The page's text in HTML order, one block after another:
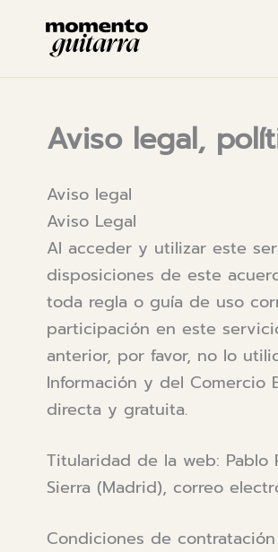
Aviso legal,
Aviso legal
Aviso Legal
Al acceder y utilizar este
disposiciones de este
toda regla o guía de uso
participación en este
anterior, por favor, no lo
Información y del Comercio
directa y gratuita.
Titularidad de la web: Pablo
Sierra (Madrid), correo
Condiciones de contratación